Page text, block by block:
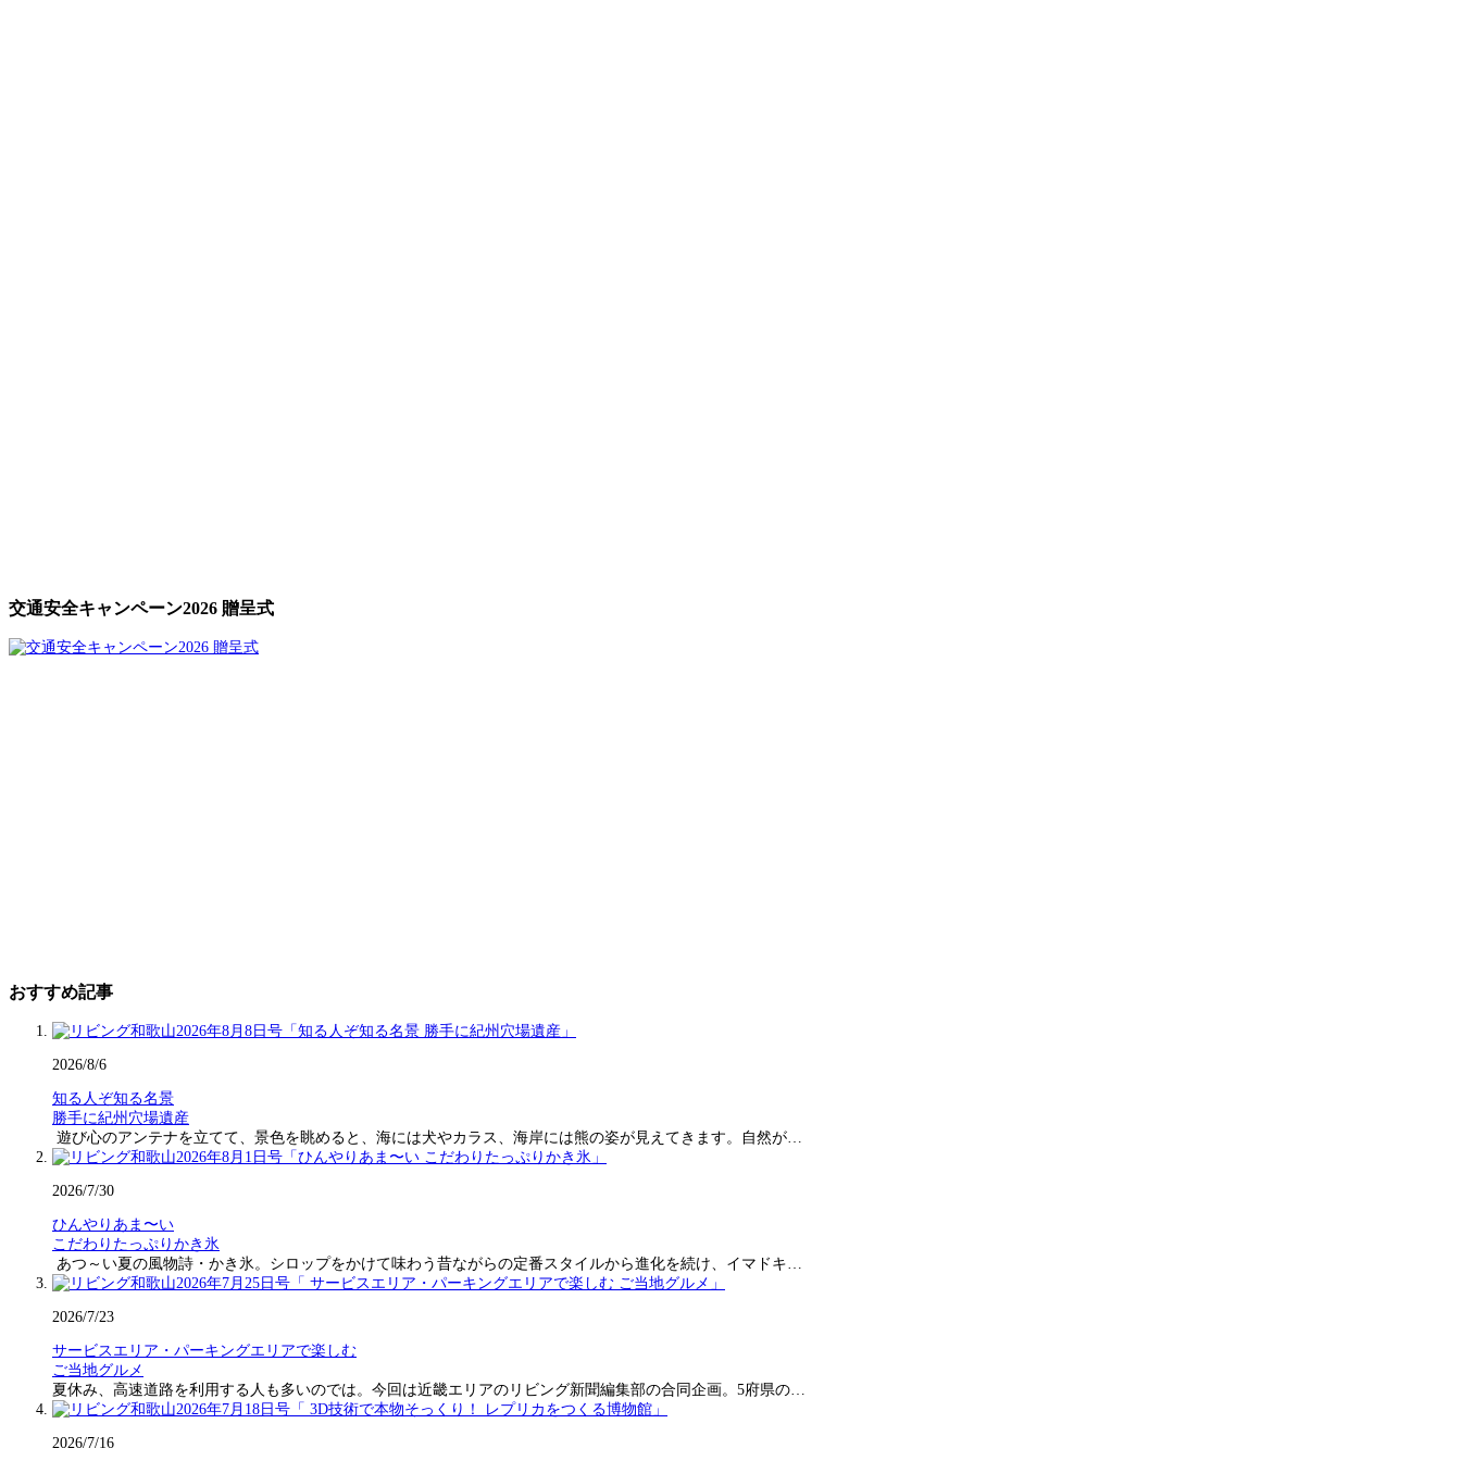
交通安全キャンペーン2026 贈呈式
おすすめ記事
2026/8/6
知る人ぞ知る名景
勝手に紀州穴場遺産
遊び心のアンテナを立てて、景色を眺めると、海には犬やカラス、海岸には熊の姿が見えてきます。自然が…
2026/7/30
ひんやりあま〜い
こだわりたっぷりかき氷
あつ～い夏の風物詩・かき氷。シロップをかけて味わう昔ながらの定番スタイルから進化を続け、イマドキ…
2026/7/23
サービスエリア・パーキングエリアで楽しむ
ご当地グルメ
夏休み、高速道路を利用する人も多いのでは。今回は近畿エリアのリビング新聞編集部の合同企画。5府県の…
2026/7/16